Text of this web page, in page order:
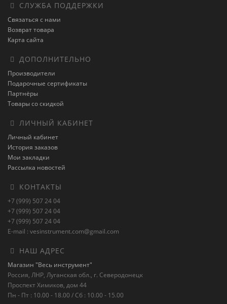
СЛУЖБА ПОДДЕРЖКИ
Связаться с нами
Возврат товара
Карта сайта
ДОПОЛНИТЕЛЬНО
Производители
Подарочные сертификаты
Партнёры
Товары со скидкой
ЛИЧНЫЙ КАБИНЕТ
Личный кабинет
История заказов
Мои закладки
Рассылка новостей
КОНТАКТЫ
+7 (999) 507 24 04
+7 (999) 507 24 04
+7 (999) 507 24 04
E-mail : vesinstrument.com@gmail.com
НАШ АДРЕС
Магазин "Весь инструмент"
Россия, ЛНР, Луганская обл., г. Северодонецк
Проспект Химиков, дом 44
Пн - Пт : 10.00 - 18.00 / Сб : 10.00 - 15.00